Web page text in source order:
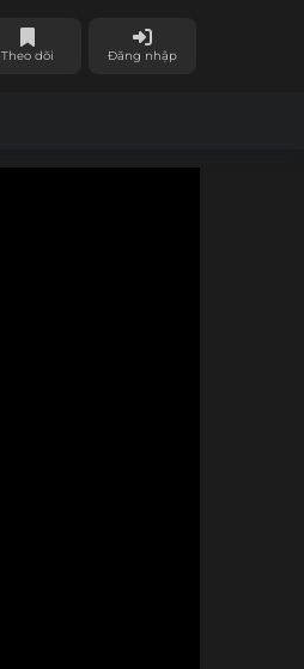
Theo dõi Đăng nhập